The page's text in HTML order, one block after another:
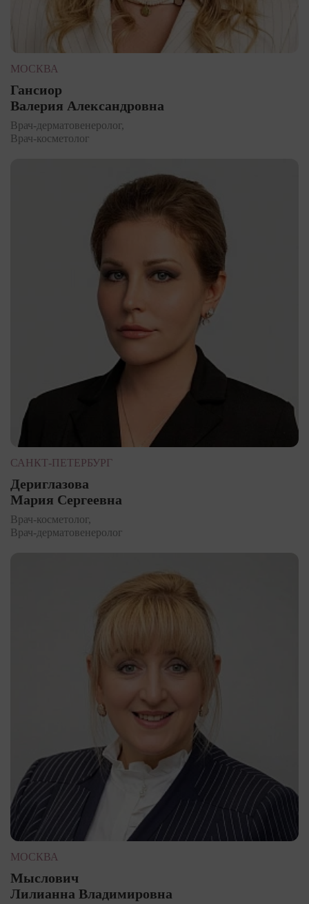
МОСКВА
Гансиор
Валерия Александровна
Врач-дерматовенеролог,
Врач-косметолог
САНКТ-ПЕТЕРБУРГ
Дериглазова
Мария Сергеевна
Врач-косметолог,
Врач-дерматовенеролог
МОСКВА
Мыслович
Лилианна Владимировна